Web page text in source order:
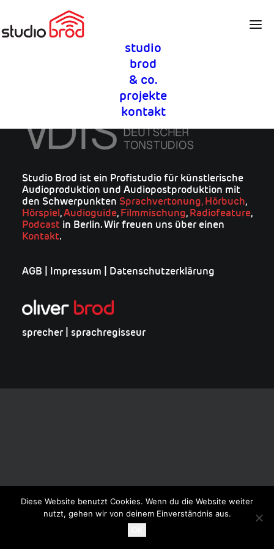
studio
brod
& co.
projekte
kontakt
Studio Brod ist ein Profistudio für künstlerische
Audioproduktion und Audiopostproduktion mit
den Schwerpunkten Sprachvertonung,Hörbuch,
Hörspiel,Audioguide,Filmmischung,Radiofeature,
Podcast in Berlin. Wir freuen uns über einen
Kontakt.
AGB Impressum Datenschutzerklärung
sprecher | sprachregisseur
Diese Website benutzt Cookies. Wenn du die Website weiter
nutzt, gehen wir von deinem Einverständnis aus.